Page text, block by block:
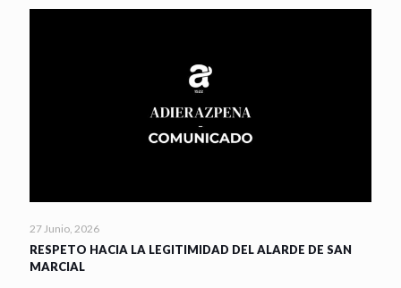
27 Junio, 2026
RESPETO HACIA LA LEGITIMIDAD DEL ALARDE DE SAN
MARCIAL